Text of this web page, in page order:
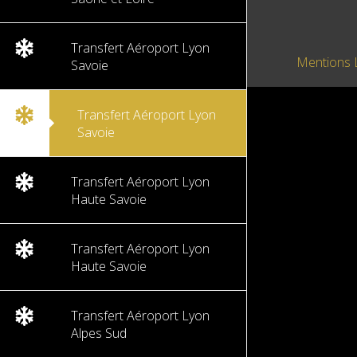
Transfert Aéroport Lyon
Savoie
Transfert Aéroport Lyon
Savoie
Transfert Aéroport Lyon
Haute Savoie
Transfert Aéroport Lyon
Haute Savoie
Transfert Aéroport Lyon
Alpes Sud
Mentions